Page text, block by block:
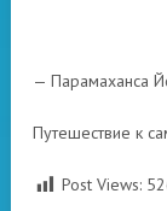
— Парамаханса
Путешествие к
Post Views: